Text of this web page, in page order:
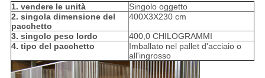
1. vendere le unità
Singolo oggetto
2. singola dimensione del
pacchetto
400X3X230 cm
3. singolo peso lordo
400,0 CHILOGRAMMI
4. tipo del pacchetto
Imballato nel pallet d'acciaio o
all'ingrosso